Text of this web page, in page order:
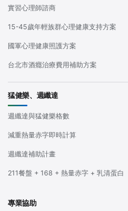
實習心理師諮商
15-45歲年輕族群心理健康支持方案
國軍心理健康照護方案
台北市酒癮治療費用補助方案
猛健樂、週纖達
週纖達與猛健樂格數
減重熱量赤字即時計算
週纖達補助計畫
211餐盤 + 168 + 熱量赤字 + 乳清蛋白
專業協助